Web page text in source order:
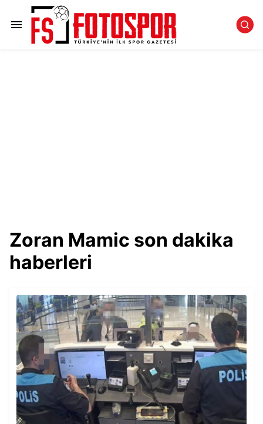
Zoran Mamic son dakika
haberleri